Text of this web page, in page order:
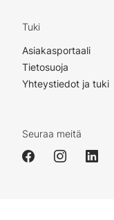
Tuki
Asiakasportaali
Tietosuoja
Yhteystiedot ja tuki
Seuraa meitä